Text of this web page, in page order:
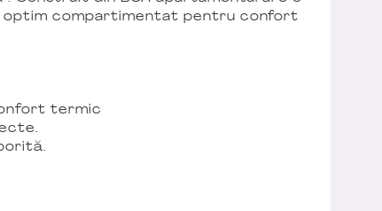
optim compartimentat pentru confort
termic